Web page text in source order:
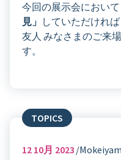
今回の展示会において
見」 していただけれ
友人 みなさまのご来
す。
TOPICS
12 10月 2023